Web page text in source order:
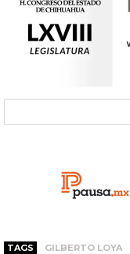
TAGS GILBERTO LOYA